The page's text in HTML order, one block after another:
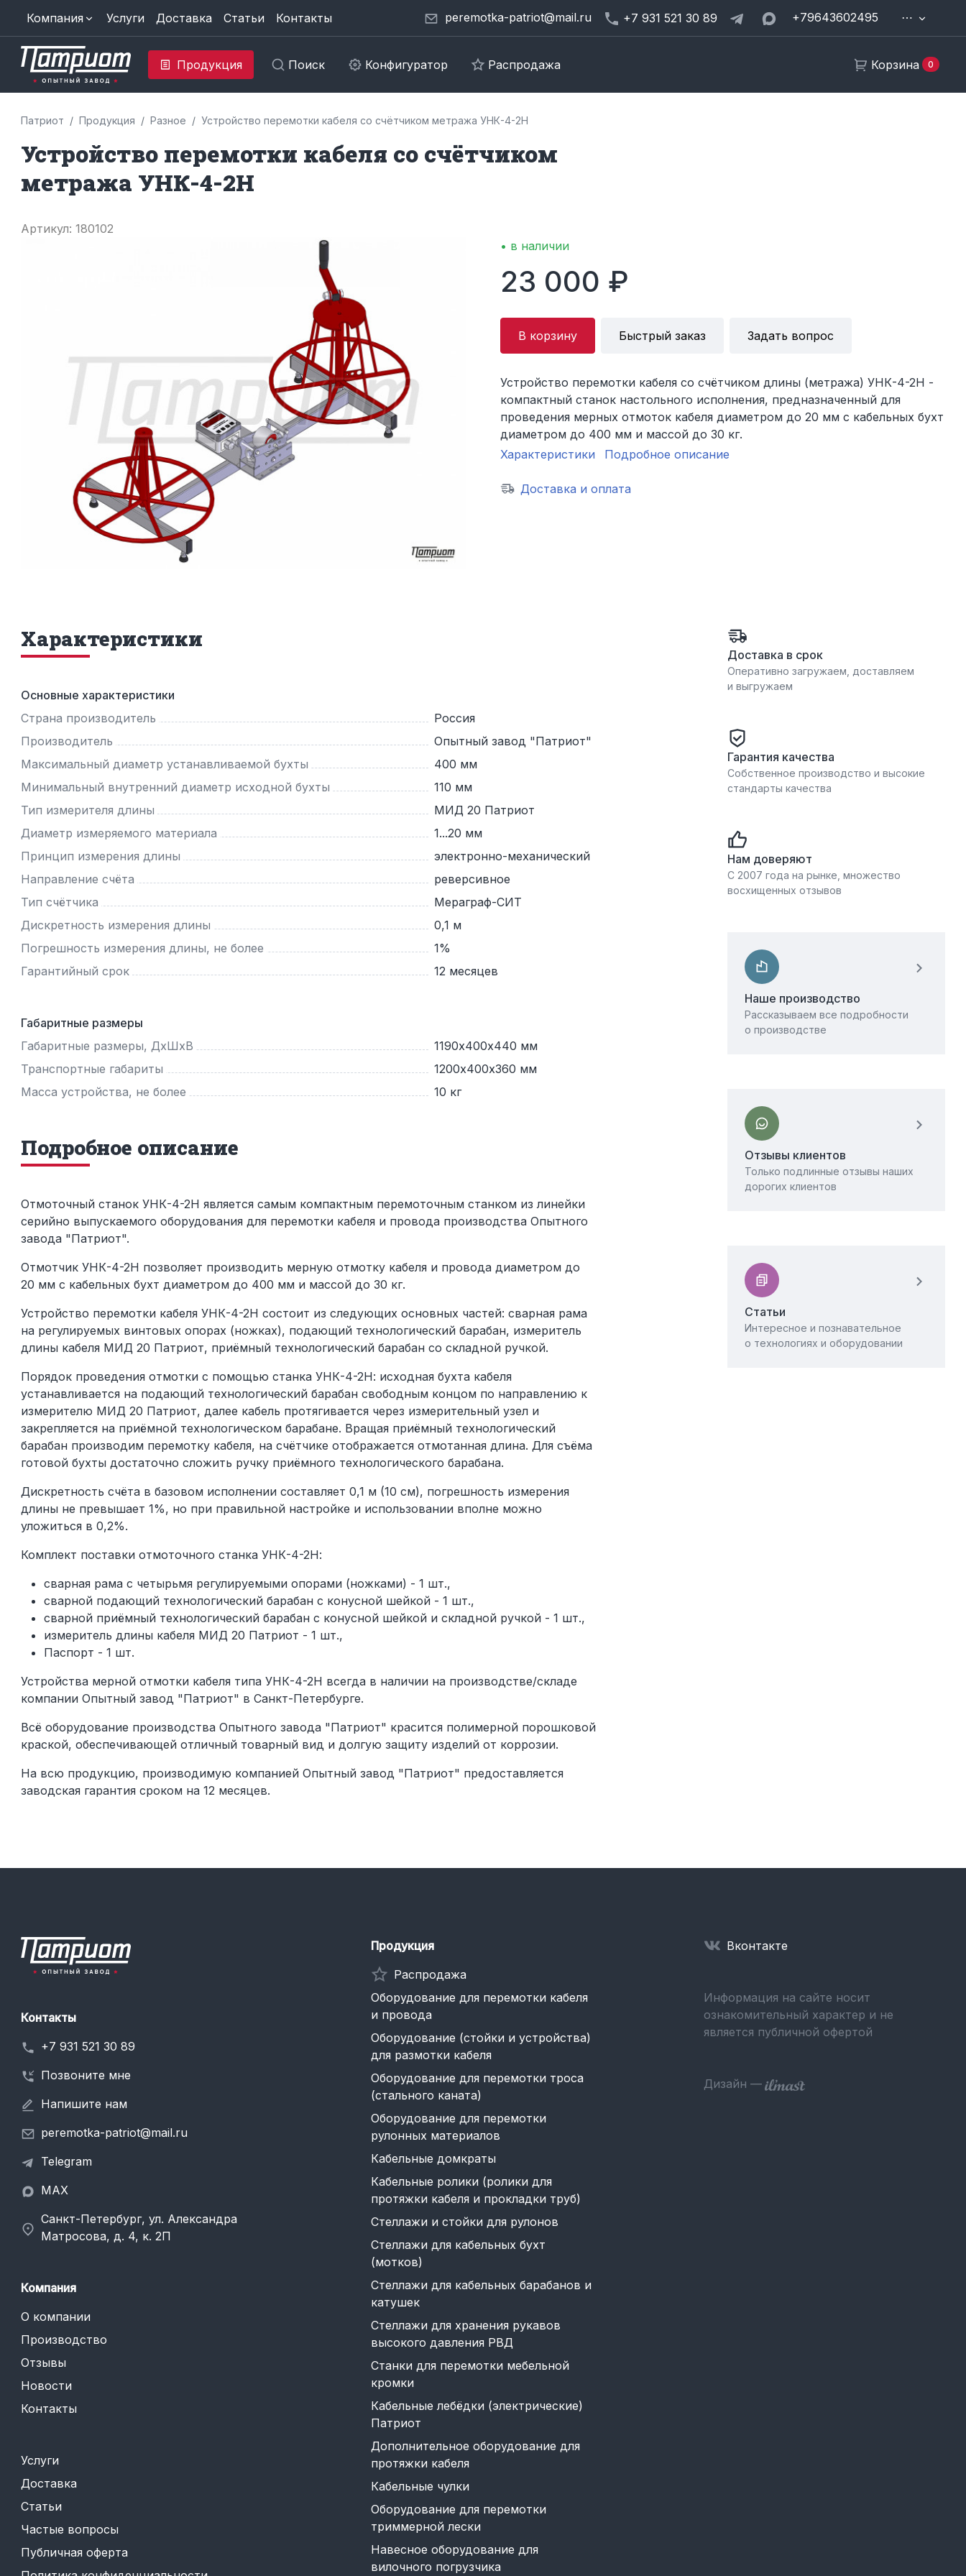
Компания Услуги Доставка Статьи Контакты peremotka-patriot@mail.ru +7 931 521 30 89 +79643602495 ⋯
Продукция Поиск Конфигуратор Распродажа Корзина 0
Патриот Продукция Разное Устройство перемотки кабеля со счётчиком метража УНК-4-2Н
Устройство перемотки кабеля со счётчиком
метража УНК-4-2Н
Артикул: 180102
• в наличии
23 000 ₽
В корзину Быстрый заказ Задать вопрос
Устройство перемотки кабеля со счётчиком длины (метража) УНК-4-2Н -
компактный станок настольного исполнения, предназначенный для
проведения мерных отмоток кабеля диаметром до 20 мм с кабельных бухт
диаметром до 400 мм и массой до 30 кг.
Характеристики
Подробное описание
Доставка и оплата
Характеристики
Основные характеристики
Страна производитель
Россия
Производитель
Опытный завод "Патриот"
Максимальный диаметр устанавливаемой бухты
400 мм
Минимальный внутренний диаметр исходной бухты
110 мм
Тип измерителя длины
МИД 20 Патриот
Диаметр измеряемого материала
1...20 мм
Принцип измерения длины
электронно-механический
Направление счёта
реверсивное
Тип счётчика
Мераграф-СИТ
Дискретность измерения длины
0,1 м
Погрешность измерения длины, не более
1%
Гарантийный срок
12 месяцев
Габаритные размеры
Габаритные размеры, ДхШхВ
1190х400х440 мм
Транспортные габариты
1200х400х360 мм
Масса устройства, не более
10 кг
Подробное описание
Отмоточный станок УНК-4-2Н является самым компактным перемоточным станком из линейки
серийно выпускаемого оборудования для перемотки кабеля и провода производства Опытного
завода "Патриот".
Отмотчик УНК-4-2Н позволяет производить мерную отмотку кабеля и провода диаметром до
20 мм с кабельных бухт диаметром до 400 мм и массой до 30 кг.
Устройство перемотки кабеля УНК-4-2Н состоит из следующих основных частей: сварная рама
на регулируемых винтовых опорах (ножках), подающий технологический барабан, измеритель
длины кабеля МИД 20 Патриот, приёмный технологический барабан со складной ручкой.
Порядок проведения отмотки с помощью станка УНК-4-2Н: исходная бухта кабеля
устанавливается на подающий технологический барабан свободным концом по направлению к
измерителю МИД 20 Патриот, далее кабель протягивается через измерительный узел и
закрепляется на приёмной технологическом барабане. Вращая приёмный технологический
барабан производим перемотку кабеля, на счётчике отображается отмотанная длина. Для съёма
готовой бухты достаточно сложить ручку приёмного технологического барабана.
Дискретность счёта в базовом исполнении составляет 0,1 м (10 см), погрешность измерения
длины не превышает 1%, но при правильной настройке и использовании вполне можно
уложиться в 0,2%.
Комплект поставки отмоточного станка УНК-4-2Н:
сварная рама с четырьмя регулируемыми опорами (ножками) - 1 шт.,
сварной подающий технологический барабан с конусной шейкой - 1 шт.,
сварной приёмный технологический барабан с конусной шейкой и складной ручкой - 1 шт.,
измеритель длины кабеля МИД 20 Патриот - 1 шт.,
Паспорт - 1 шт.
Устройства мерной отмотки кабеля типа УНК-4-2Н всегда в наличии на производстве/складе
компании Опытный завод "Патриот" в Санкт-Петербурге.
Всё оборудование производства Опытного завода "Патриот" красится полимерной порошковой
краской, обеспечивающей отличный товарный вид и долгую защиту изделий от коррозии.
На всю продукцию, производимую компанией Опытный завод "Патриот" предоставляется
заводская гарантия сроком на 12 месяцев.
Доставка в срок
Оперативно загружаем, доставляем
и выгружаем
Гарантия качества
Собственное производство и высокие
стандарты качества
Нам доверяют
С 2007 года на рынке, множество
восхищенных отзывов
Наше производство
Рассказываем все подробности
о производстве
Отзывы клиентов
Только подлинные отзывы наших
дорогих клиентов
Статьи
Интересное и познавательное
о технологиях и оборудовании
Контакты
+7 931 521 30 89
Позвоните мне
Напишите нам
peremotka-patriot@mail.ru
Telegram
MAX
Санкт-Петербург, ул. Александра
Матросова, д. 4, к. 2П
Компания
О компании
Производство
Отзывы
Новости
Контакты
Услуги
Доставка
Статьи
Частые вопросы
Публичная оферта
Продукция
Распродажа
Оборудование для перемотки кабеля
и провода
Оборудование (стойки и устройства)
для размотки кабеля
Оборудование для перемотки троса
(стального каната)
Оборудование для перемотки
рулонных материалов
Кабельные домкраты
Кабельные ролики (ролики для
протяжки кабеля и прокладки труб)
Стеллажи и стойки для рулонов
Стеллажи для кабельных бухт
(мотков)
Стеллажи для кабельных барабанов и
катушек
Стеллажи для хранения рукавов
высокого давления РВД
Станки для перемотки мебельной
кромки
Кабельные лебёдки (электрические)
Патриот
Дополнительное оборудование для
протяжки кабеля
Кабельные чулки
Оборудование для перемотки
триммерной лески
Навесное оборудование для
вилочного погрузчика
Вконтакте
Информация на сайте носит
ознакомительный характер и не
является публичной офертой
Дизайн —